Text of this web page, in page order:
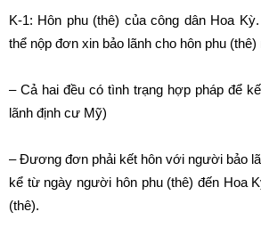
K-1: Hôn phu (thê) của công dân Hoa
thể nộp đơn xin bảo lãnh cho hôn phu (thê)
– Cả hai đều có tình trạng hợp pháp để
lãnh định cư Mỹ)
– Đương đơn phải kết hôn với người bảo
kể từ ngày người hôn phu (thê) đến Hoa
(thê).